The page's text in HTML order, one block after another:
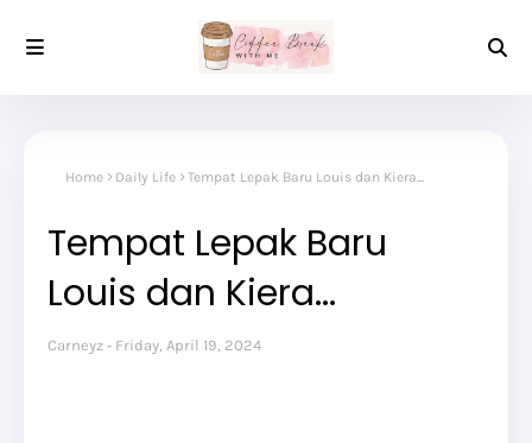
Home Daily Life Tempat Lepak Baru Louis dan Kiera...
Tempat Lepak Baru
Louis dan Kiera...
Carneyz Friday, April 19, 2024